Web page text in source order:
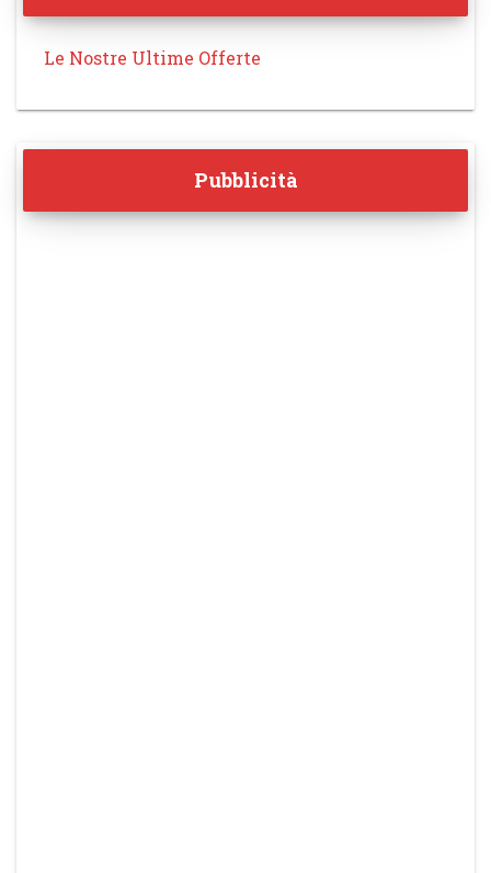
Le Nostre Ultime Offerte
Pubblicità